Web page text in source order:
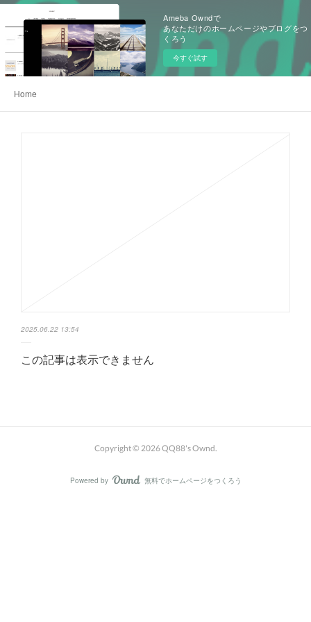
Ameba Owndで
あなただけのホームページやブログをつ
くろう
今すぐ試す
Home
2025.06.22 13:54
この記事は表示できません
Copyright © 2026QQ88's Ownd.
Powered by AmebaOwnd
無料でホームページをつくろう